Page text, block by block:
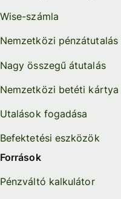
Wise-számla
Nemzetközi pénzátutalás
Nagy összegű átutalás
Nemzetközi betéti kártya
Utalások fogadása
Befektetési eszközök
Források
Pénzváltó kalkulátor